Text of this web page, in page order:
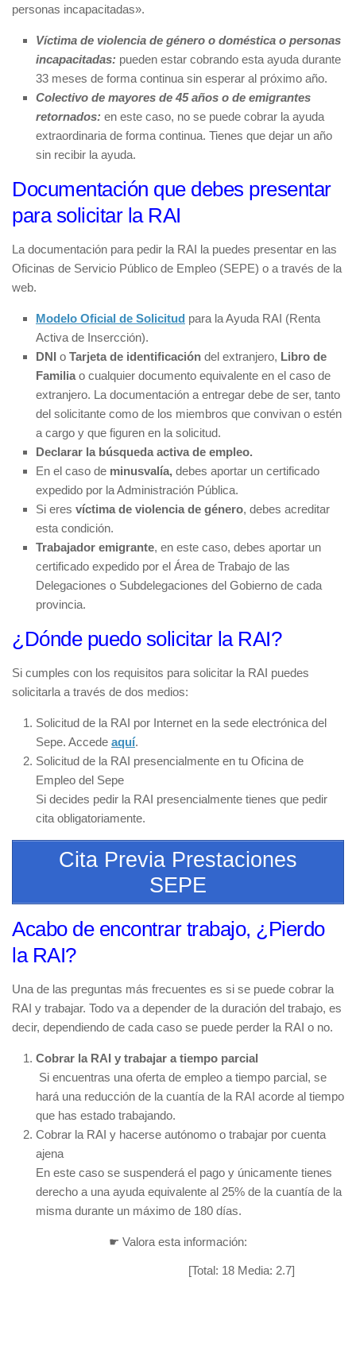
personas incapacitadas».
Víctima de violencia de género o doméstica o personas
incapacitadas: pueden estar cobrando esta ayuda durante
33 meses de forma continua sin esperar al próximo año.
Colectivo de mayores de 45 años o de emigrantes
retornados: en este caso, no se puede cobrar la ayuda
extraordinaria de forma continua. Tienes que dejar un año
sin recibir la ayuda.
Documentación que debes presentar
para solicitar la RAI
La documentación para pedir la RAI la puedes presentar en las
Oficinas de Servicio Público de Empleo (SEPE) o a través de la
web.
Modelo Oficial de Solicitud para la Ayuda RAI (Renta
Activa de Insercción).
DNI o Tarjeta de identificación del extranjero, Libro de
Familia o cualquier documento equivalente en el caso de
extranjero. La documentación a entregar debe de ser, tanto
del solicitante como de los miembros que convivan o estén
a cargo y que figuren en la solicitud.
Declarar la búsqueda activa de empleo.
En el caso de minusvalía, debes aportar un certificado
expedido por la Administración Pública.
Si eres víctima de violencia de género, debes acreditar
esta condición.
Trabajador emigrante, en este caso, debes aportar un
certificado expedido por el Área de Trabajo de las
Delegaciones o Subdelegaciones del Gobierno de cada
provincia.
¿Dónde puedo solicitar la RAI?
Si cumples con los requisitos para solicitar la RAI puedes
solicitarla a través de dos medios:
Solicitud de la RAI por Internet en la sede electrónica del
Sepe. Accede aquí.
Solicitud de la RAI presencialmente en tu Oficina de
Empleo del Sepe
Si decides pedir la RAI presencialmente tienes que pedir
cita obligatoriamente.
Cita Previa Prestaciones
SEPE
Acabo de encontrar trabajo, ¿Pierdo
la RAI?
Una de las preguntas más frecuentes es si se puede cobrar la
RAI y trabajar. Todo va a depender de la duración del trabajo, es
decir, dependiendo de cada caso se puede perder la RAI o no.
Cobrar la RAI y trabajar a tiempo parcial
Si encuentras una oferta de empleo a tiempo parcial, se
hará una reducción de la cuantía de la RAI acorde al tiempo
que has estado trabajando.
Cobrar la RAI y hacerse autónomo o trabajar por cuenta
ajena
En este caso se suspenderá el pago y únicamente tienes
derecho a una ayuda equivalente al 25% de la cuantía de la
misma durante un máximo de 180 días.
☛ Valora esta información:
[Total: 18 Media: 2.7]